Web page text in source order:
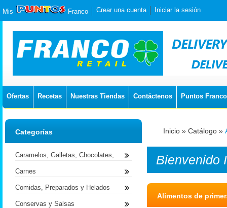
Mis Franco Crear una cuenta Iniciar la sesión
Ofertas Recetas Nuestras Tiendas Contáctenos Puntos Franco
Inicio » Catálogo »
Bienvenido
Alimentos de
Categorías
Caramelos, Galletas, Chocolates,
Carnes
Comidas, Preparados y Helados
Conservas y Salsas